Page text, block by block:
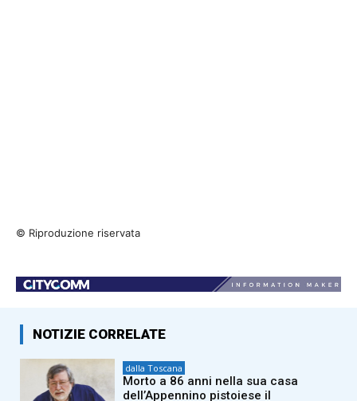
© Riproduzione riservata
NOTIZIE CORRELATE
dalla Toscana
Morto a 86 anni nella sua casa
dell’Appennino pistoiese il